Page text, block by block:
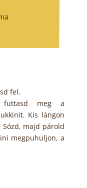
fel.
futtasd meg a
Kis lángon
Sózd, majd párold
megpuhuljon, a